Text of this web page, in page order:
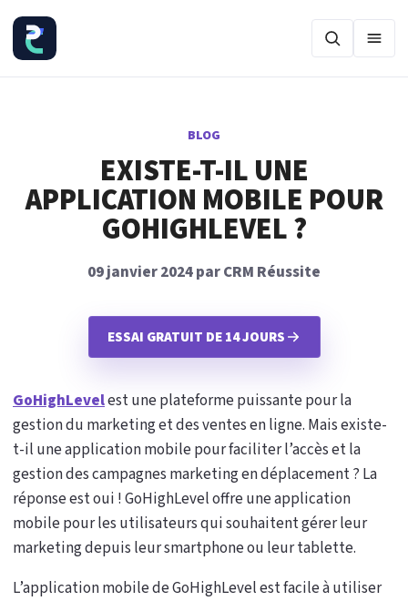
BLOG
EXISTE-T-IL UNE
APPLICATION MOBILE POUR
GOHIGHLEVEL ?
09 janvier 2024 par CRM Réussite
ESSAI GRATUIT DE 14 JOURS
GoHighLevelest une plateforme puissante pour la
gestion du marketing et des ventes en ligne. Mais existe-
t-il une application mobile pour faciliter l’accès et la
gestion des campagnes marketing en déplacement ? La
réponse est oui ! GoHighLevel offre une application
mobile pour les utilisateurs qui souhaitent gérer leur
marketing depuis leur smartphone ou leur tablette.
L’application mobile de GoHighLevel est facile à utiliser